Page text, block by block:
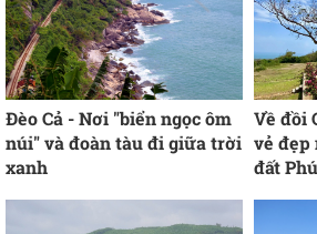
Đèo Cả - Nơi "biển ngọc ôm
núi" và đoàn tàu đi giữa trời
xanh
Về đồi
vẻ đẹp
đất